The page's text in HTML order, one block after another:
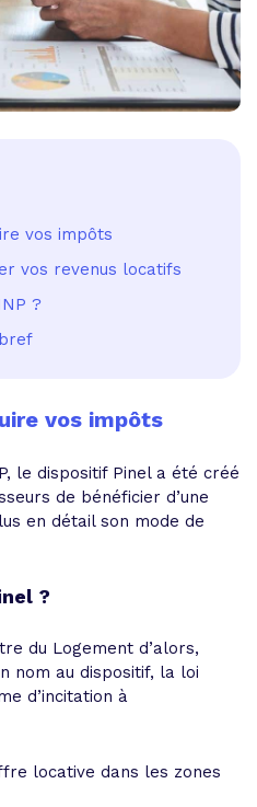
vos impôts
vos revenus locatifs
?
vos impôts
le dispositif Pinel a été créé
de bénéficier d’une
en détail son mode de
?
du Logement d’alors,
nom au dispositif, la loi
d’incitation à
locative dans les zones